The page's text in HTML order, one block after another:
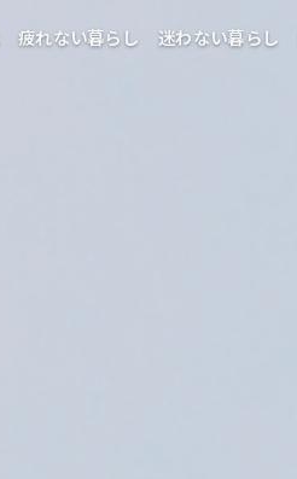
疲れない暮らし 迷わない暮らし